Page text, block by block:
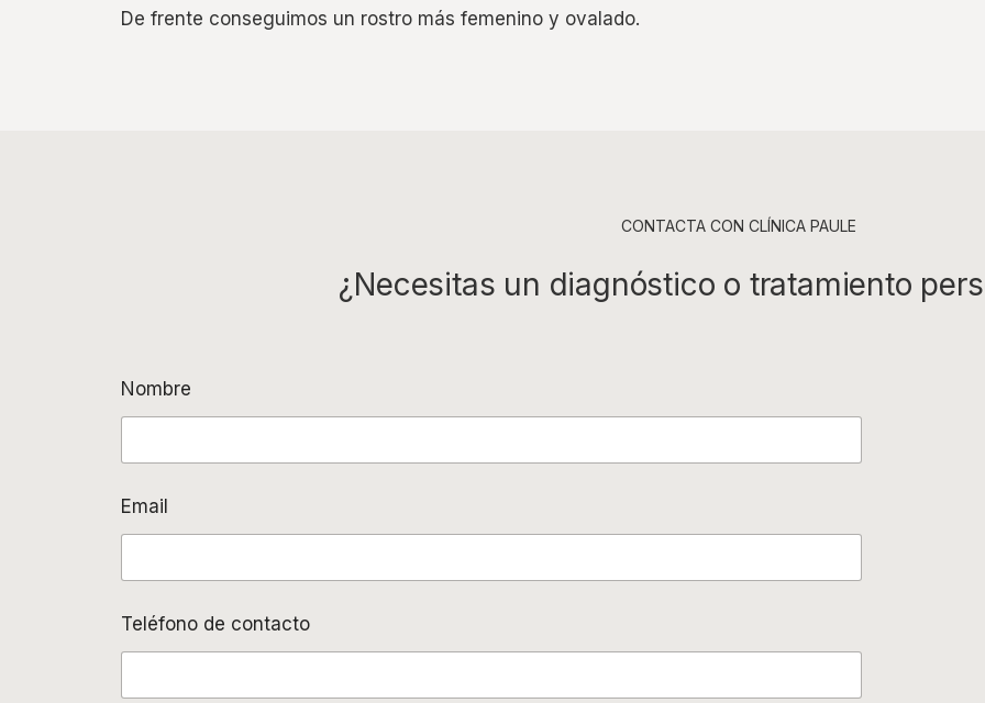
De frente conseguimos un rostro más femenino y ovalado.
CONTACTA CON CLÍNICA PAULE
¿Necesitas un diagnóstico o tratamiento
Nombre
Email
Teléfono de contacto